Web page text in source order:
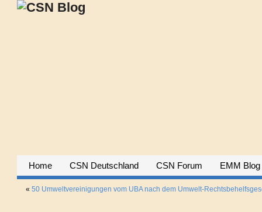
Home CSN Deutschland CSN Forum EMM Blog
« 50 Umweltvereinigungen vom UBA nach dem Umwelt-